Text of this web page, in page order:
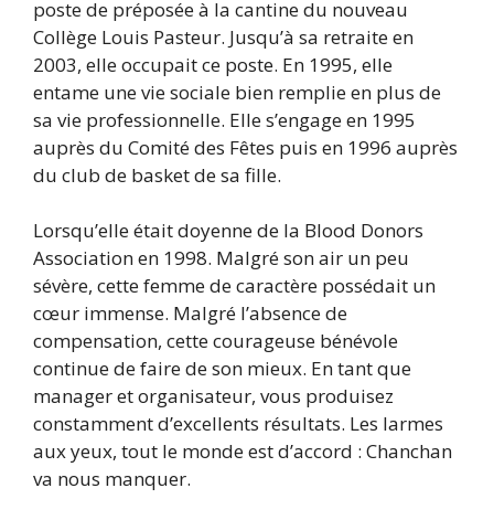
poste de préposée à la cantine du nouveau
Collège Louis Pasteur. Jusqu’à sa retraite en
2003, elle occupait ce poste. En 1995, elle
entame une vie sociale bien remplie en plus de
sa vie professionnelle. Elle s’engage en 1995
auprès du Comité des Fêtes puis en 1996 auprès
du club de basket de sa fille.
Lorsqu’elle était doyenne de la Blood Donors
Association en 1998. Malgré son air un peu
sévère, cette femme de caractère possédait un
cœur immense. Malgré l’absence de
compensation, cette courageuse bénévole
continue de faire de son mieux. En tant que
manager et organisateur, vous produisez
constamment d’excellents résultats. Les larmes
aux yeux, tout le monde est d’accord : Chanchan
va nous manquer.